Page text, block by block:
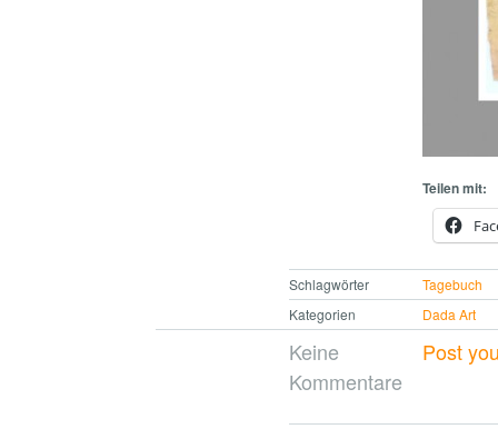
Teilen mit:
Schlagwörter
Tagebuch
Kategorien
Dada Art
Keine
Kommentare
Post